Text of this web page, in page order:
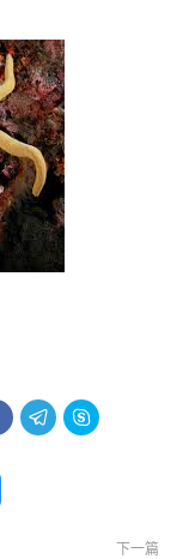
 
下一篇